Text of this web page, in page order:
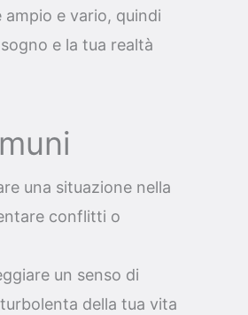
e vario, quindi
e la tua realtà
una situazione nella
conflitti o
un senso di
della tua vita